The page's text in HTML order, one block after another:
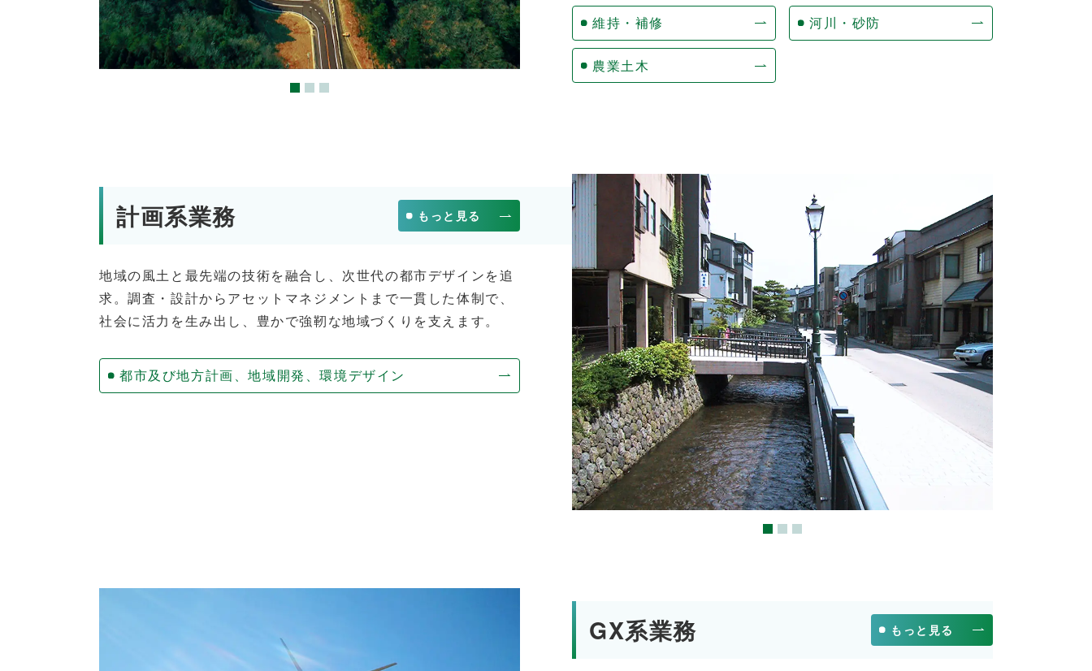
維持・補修 河川・砂防
農業土木
計画系業務 もっと見る
地域の風土と最先端の技術を融合し、次世代の都市デザインを追
求。調査・設計からアセットマネジメントまで一貫した体制で、
社会に活力を生み出し、豊かで強靭な地域づくりを支えます。
都市及び地方計画、地域開発、環境デザイン
GX系業務 もっと見る